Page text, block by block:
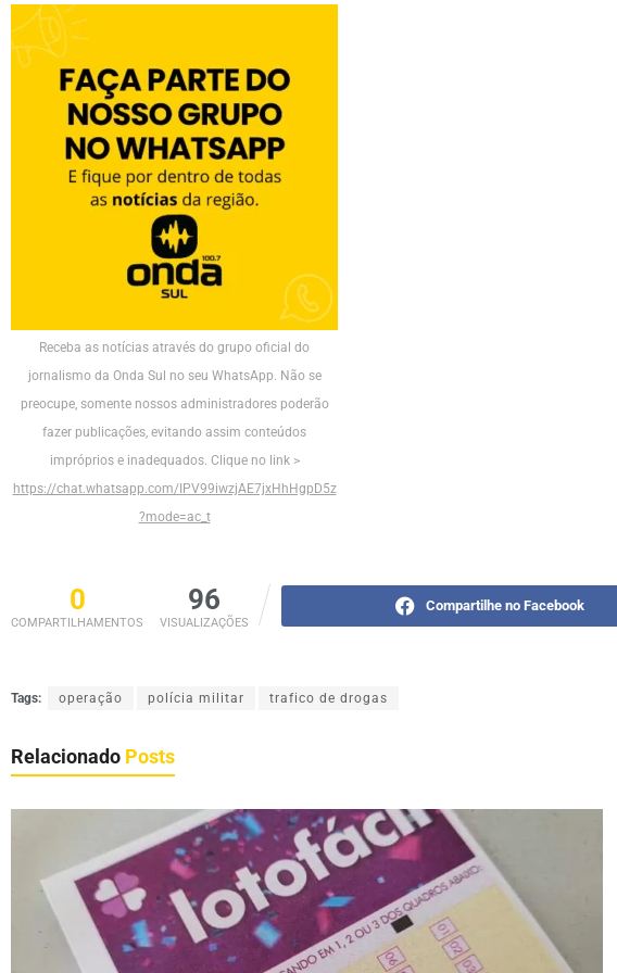
Receba as notícias através do grupo oficial do
jornalismo da Onda Sul no seu WhatsApp. Não se
preocupe, somente nossos administradores poderão
fazer publicações, evitando assim conteúdos
impróprios e inadequados. Clique no link >
https://chat.whatsapp.com/IPV99iwzjAE7jxHhHgpD5z
?mode=ac_t
0
COMPARTILHAMENTOS
96
VISUALIZAÇÕES
Compartilhe no Facebook
Tags: operação polícia militar trafico de drogas
Relacionado Posts